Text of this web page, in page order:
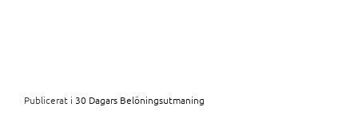
Publicerat i 30 Dagars Belöningsutmaning